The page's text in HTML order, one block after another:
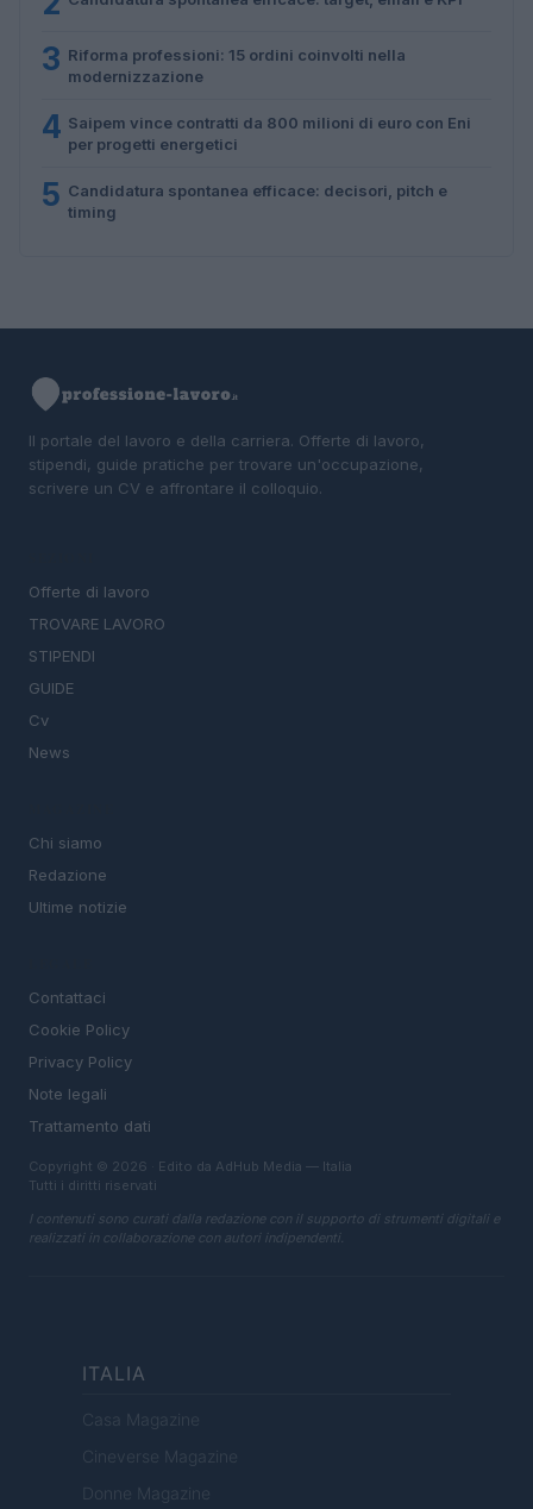
3 Riforma professioni: 15 ordini coinvolti nella
modernizzazione
4 Saipem vince contratti da 800 milioni di euro con Eni
per progetti energetici
5 Candidatura spontanea efficace: decisori, pitch e
timing
Il portale del lavoro e della carriera. Offerte di lavoro,
stipendi, guide pratiche per trovare un'occupazione,
scrivere un CV e affrontare il colloquio.
Offerte di lavoro
TROVARE LAVORO
STIPENDI
GUIDE
Cv
News
Chi siamo
Redazione
Ultime notizie
Contattaci
Cookie Policy
Privacy Policy
Note legali
Trattamento dati
Copyright © 2026 · Edito da AdHub Media — Italia
Tutti i diritti riservati
I contenuti sono curati dalla redazione con il supporto di strumenti digitali e
realizzati in collaborazione con autori indipendenti.
ITALIA
Casa Magazine
Cineverse Magazine
Donne Magazine